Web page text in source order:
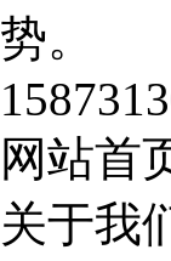
势。
网站首
关于我